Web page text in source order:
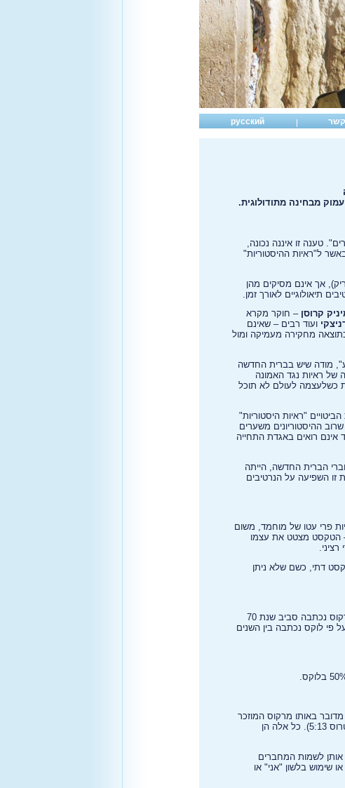
קשר русский
מבחינה מתודולוגית.
טענה זו איננה נכונה,
ל"ראיות ההיסטוריות"
אך אינם מסיקים מהן
תיאולוגיים לאורך זמן.
קרוסן – חוקר מקרא
ועוד רבים – שאינם
מחקירה מעמיקה ומול
מודה שיש בברית החדשה
של ראיות נגד האמונה
כשלעצמה לעולם לא תוכל
"ראיות היסטוריות"
ההיסטוריונים משערים
אינם רואים באגדת התחייה
הברית החדשה, הייתה
זו השפיעה על הנרטיבים
פרי עטו של מוחמד, משום
– הטקסט מצטט את עצמו
דתי, כשם שלא ניתן
הדעה המקובלת במחקר היא שהבשורות נכתבו כמה עשרות שנים לאחר מותו של ישוע: הבשורה על פי מרקוס נכתבה סביב שנת 70
על פי מתי, בערך בשנת 80 לספירה; הבשורה על פי לוקס נכתבה בין השנים
באותו מרקוס המוזכר
במעשי השליחים (12:12), שנחשב לבנו או לתלמידו של שמעון כיפא (כפי שמופיע באיגרת הראשונה של פטרוס 5:13). כל אלה הן
אותן לשמות המחברים
שימוש בלשון "אני" או